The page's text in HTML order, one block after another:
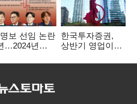
보 선임 논란
…2024년
까지
한국투자증권,
상반기 영업이익
전년비 89.1%↑